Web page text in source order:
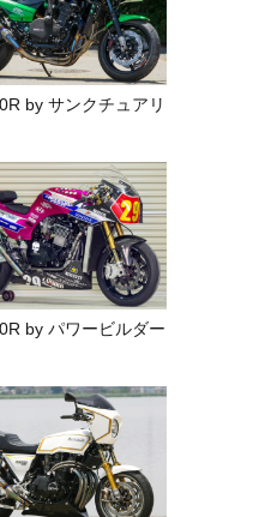
by サンクチュアリ
by パワービルダー